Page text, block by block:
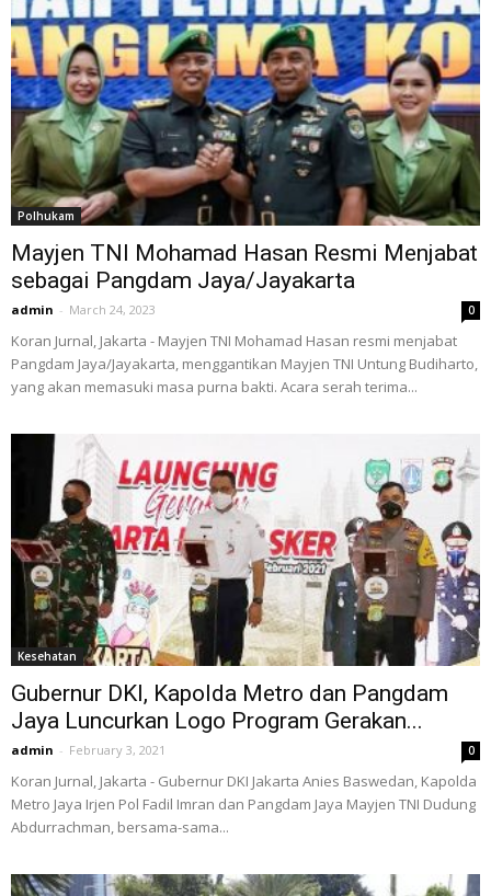
Polhukam
Mayjen TNI Mohamad Hasan Resmi Menjabat
sebagai Pangdam Jaya/Jayakarta
admin - March 24, 2023 0
Koran Jurnal, Jakarta - Mayjen TNI Mohamad Hasan resmi menjabat
Pangdam Jaya/Jayakarta, menggantikan Mayjen TNI Untung Budiharto,
yang akan memasuki masa purna bakti. Acara serah terima...
Kesehatan
Gubernur DKI, Kapolda Metro dan Pangdam
Jaya Luncurkan Logo Program Gerakan...
admin - February 3, 2021 0
Koran Jurnal, Jakarta - Gubernur DKI Jakarta Anies Baswedan, Kapolda
Metro Jaya Irjen Pol Fadil Imran dan Pangdam Jaya Mayjen TNI Dudung
Abdurrachman, bersama-sama...